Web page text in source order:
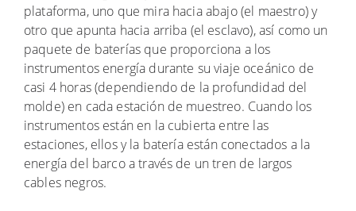
plataforma, uno que mira hacia abajo (el maestro) y
otro que apunta hacia arriba (el esclavo), así como un
paquete de baterías que proporciona a los
instrumentos energía durante su viaje oceánico de
casi 4 horas (dependiendo de la profundidad del
molde) en cada estación de muestreo. Cuando los
instrumentos están en la cubierta entre las
estaciones, ellos y la batería están conectados a la
energía del barco a través de un tren de largos
cables negros.